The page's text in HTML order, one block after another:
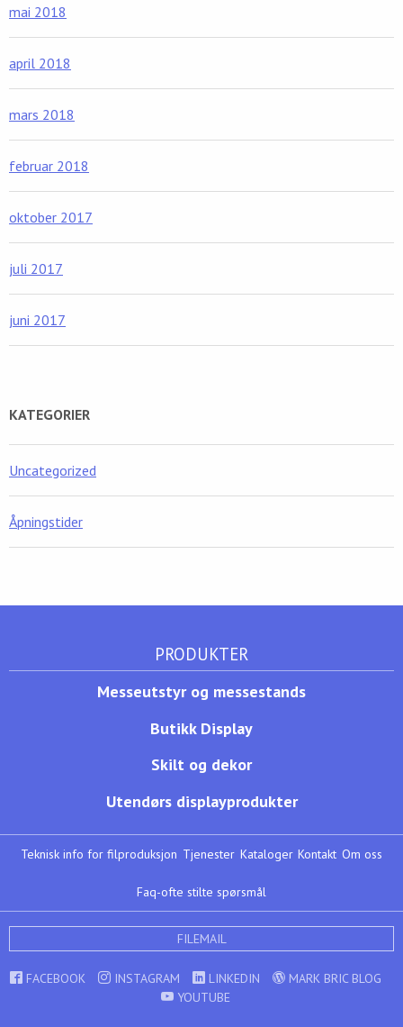
mai 2018
april 2018
mars 2018
februar 2018
oktober 2017
juli 2017
juni 2017
KATEGORIER
Uncategorized
Åpningstider
PRODUKTER
Messeutstyr og messestands
Butikk Display
Skilt og dekor
Utendørs displayprodukter
Teknisk info for filproduksjon Tjenester Kataloger Kontakt Om oss
Faq-ofte stilte spørsmål
FILEMAIL
FACEBOOK INSTAGRAM LINKEDIN
MARK BRIC BLOG
YOUTUBE